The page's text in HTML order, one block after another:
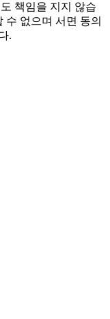
책임을 지지 않습
수 없으며 서면 동의
.